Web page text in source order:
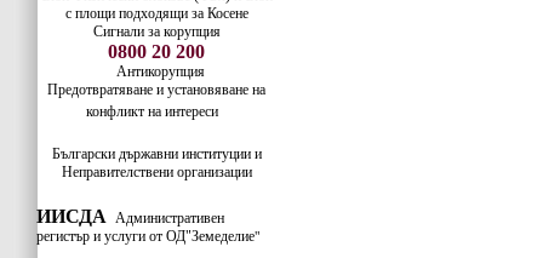
с площи подходящи за Косене
Сигнали за корупция
0800 20 200
Антикорупция
Предотвратяване и установяване на
конфликт на интереси
Български държавни институции и
Неправителствени организации
ИИСДА Административен
регистър и услуги от ОД"Земеделие"